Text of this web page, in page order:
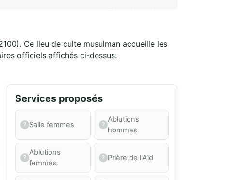
Ce lieu de culte musulman accueille les
officiels affichés ci-dessus.
Services proposés
Salle femmes
Ablutions
hommes
Ablutions
femmes
Prière de l'Aïd